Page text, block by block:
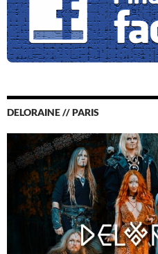
DELORAINE // PARIS